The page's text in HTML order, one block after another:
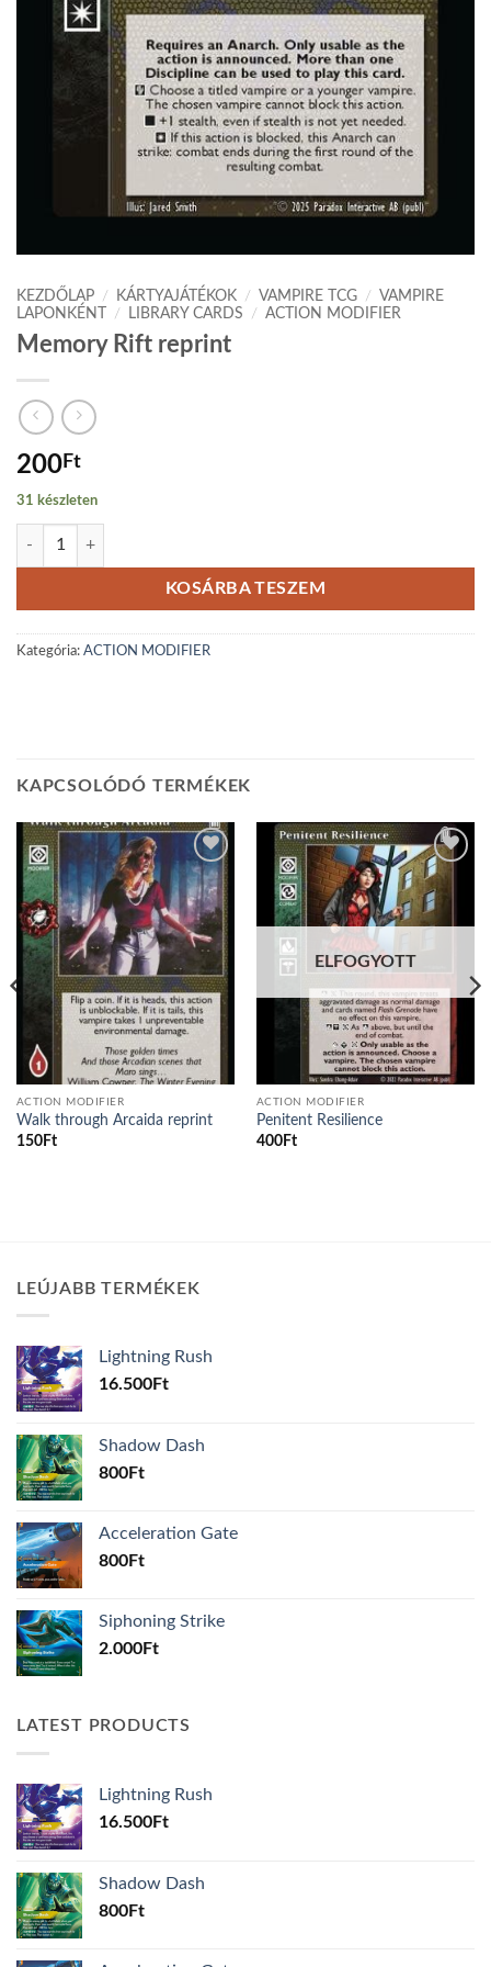
KEZDŐLAP / KÁRTYAJÁTÉKOK / VAMPIRE TCG / VAMPIRE
LAPONKÉNT
/ LIBRARY CARDS / ACTION MODIFIER
Memory Rift reprint
200Ft
31 készleten
Memory Rift reprint mennyiség
KOSÁRBA TESZEM
Kategória: ACTION MODIFIER
KAPCSOLÓDÓ TERMÉKEK
Add to
wishlist
ACTION MODIFIER
Walk through Arcaida reprint
150Ft
Add to
wishlist
ELFOGYOTT
ACTION MODIFIER
Penitent Resilience
400Ft
LEÚJABB TERMÉKEK
Lightning Rush
16.500Ft
Shadow Dash
800Ft
Acceleration Gate
800Ft
Siphoning Strike
2.000Ft
LATEST PRODUCTS
Lightning Rush
16.500Ft
Shadow Dash
800Ft